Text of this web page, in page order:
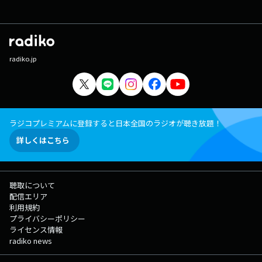
radiko.jp
ラジコプレミアムに登録すると日本全国のラジオが聴き放題！
詳しくはこちら
聴取について
配信エリア
利用規約
プライバシーポリシー
ライセンス情報
radiko news